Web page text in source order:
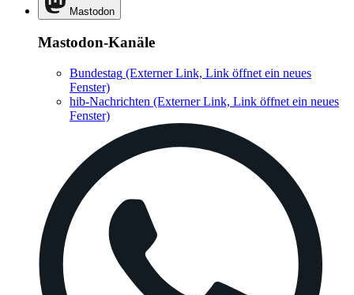
Mastodon
Mastodon-Kanäle
Bundestag (Externer Link, Link öffnet ein neues
Fenster)
hib-Nachrichten (Externer Link, Link öffnet ein neues
Fenster)